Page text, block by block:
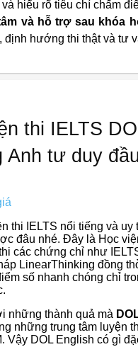
hiểu rõ tiêu chí chấm
và hỗ trợ sau khóa
định hướng thi thật và tư
thi IELTS
Anh tư duy
thi IELTS nổi tiếng và
đâu nhé. Đây là Học
các chứng chỉ như
LinearThinking đồng
số nhanh chóng chỉ
những thành quả mà
những trung tâm luyện
Vậy DOL English có gì